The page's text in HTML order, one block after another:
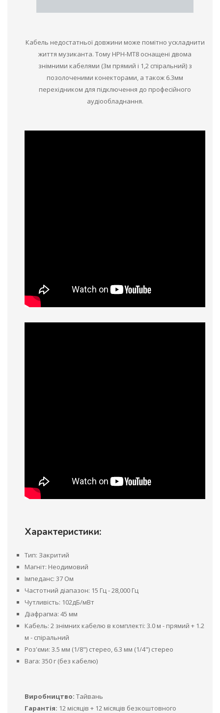
Кабель недостатньої довжини може помітно ускладнити
життя музиканта. Тому HPH-MT8 оснащені двома
знімними кабелями (3м прямий і 1,2 спіральний) з
позолоченими конекторами, а також 6.3мм
перехідником для підключення до професійного
аудіообладнання.
Характеристики:
Тип: Закритий
Магніт: Неодимовий
Імпеданс: 37 Ом
Частотний діапазон: 15 Гц - 28,000 Гц
Чутливість: 102дБ/мВт
Діафрагма: 45 мм
Кабель: 2 знімних кабелю в комплекті: 3.0 м - прямий + 1.2
м - спіральний
Роз'єми: 3.5 мм (1/8") стерео, 6.3 мм (1/4") стерео
Вага: 350 г (без кабелю)
Виробництво: Тайвань
Гарантія: 12 місяців + 12 місяців безкоштовного